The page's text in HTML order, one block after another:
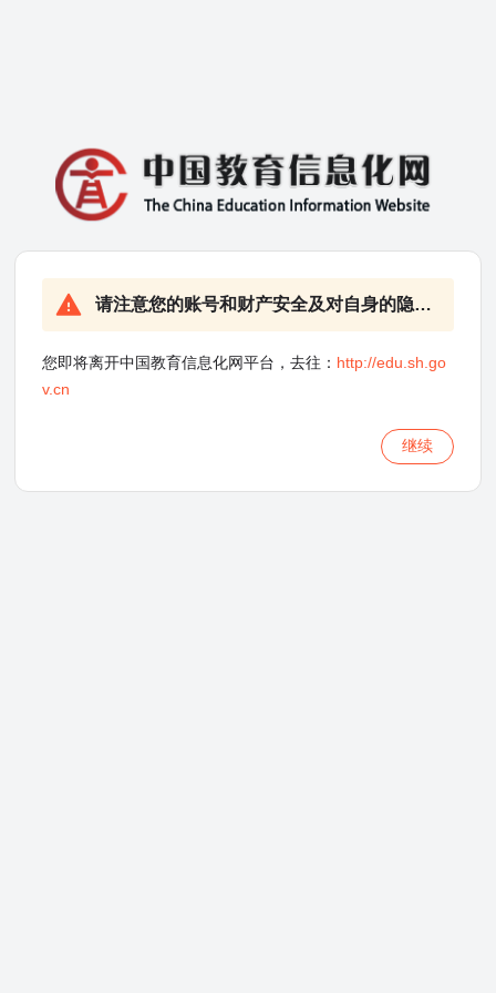
请注意您的账号和财产安全及对自身的隐私保护！
您即将离开中国教育信息化网平台，去往： http://edu.sh.go
v.cn
继续